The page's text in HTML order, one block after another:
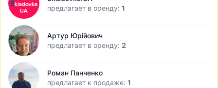
предлагает в оренду: 1
Артур Юрійович
предлагает в оренду: 2
Роман Панченко
предлагает к продаже: 1